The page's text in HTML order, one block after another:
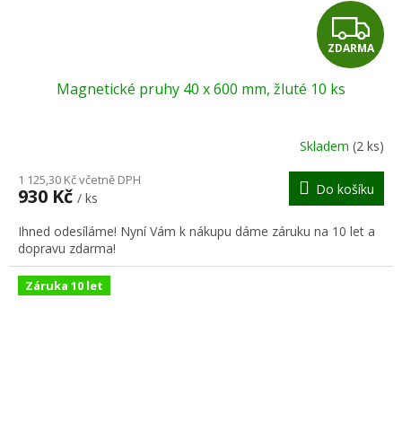
Z
D
R
M
A
ZDARMA
Magnetické pruhy 40 x 600 mm, žluté 10 ks
Skladem (2 ks)
1 125,30 Kč včetně DPH
930 Kč / ks
Do košíku
Ihned odesíláme! Nyní Vám k nákupu dáme záruku na 10 let a
dopravu zdarma!
Záruka 10 let